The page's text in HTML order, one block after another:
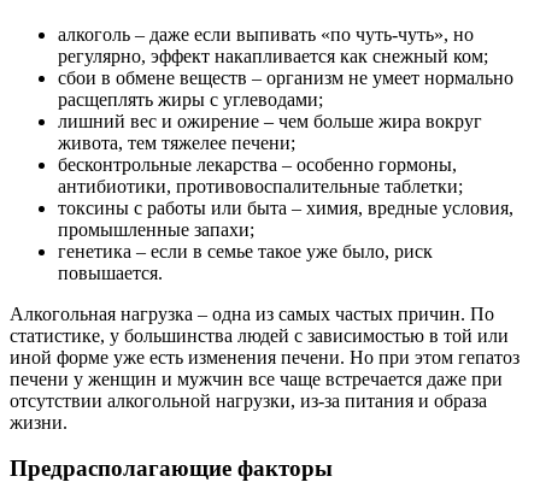
алкоголь – даже если выпивать «по чуть-чуть», но
регулярно, эффект накапливается как снежный ком;
сбои в обмене веществ – организм не умеет нормально
расщеплять жиры с углеводами;
лишний вес и ожирение – чем больше жира вокруг
живота, тем тяжелее печени;
бесконтрольные лекарства – особенно гормоны,
антибиотики, противовоспалительные таблетки;
токсины с работы или быта – химия, вредные условия,
промышленные запахи;
генетика – если в семье такое уже было, риск
повышается.
Алкогольная нагрузка – одна из самых частых причин. По
статистике, у большинства людей с зависимостью в той или
иной форме уже есть изменения печени. Но при этом гепатоз
печени у женщин и мужчин все чаще встречается даже при
отсутствии алкогольной нагрузки, из-за питания и образа
жизни.
Предрасполагающие факторы